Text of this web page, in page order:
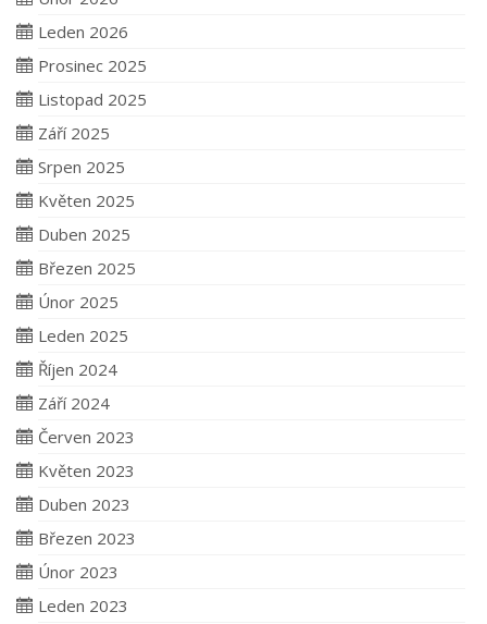
Leden 2026
Prosinec 2025
Listopad 2025
Září 2025
Srpen 2025
Květen 2025
Duben 2025
Březen 2025
Únor 2025
Leden 2025
Říjen 2024
Září 2024
Červen 2023
Květen 2023
Duben 2023
Březen 2023
Únor 2023
Leden 2023